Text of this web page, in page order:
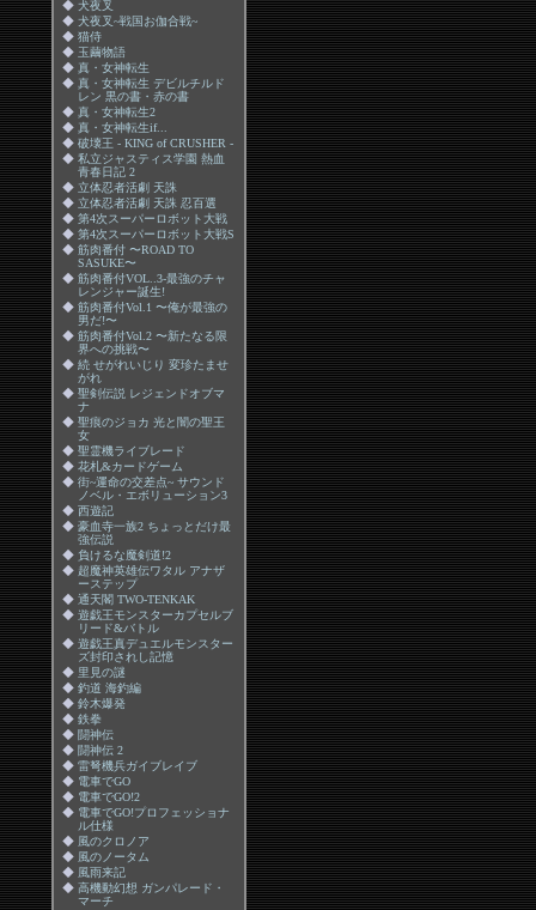
◆ 犬夜叉
◆ 犬夜叉~戦国お伽合戦~
◆ 猫侍
◆ 玉繭物語
◆ 真・女神転生
◆ 真・女神転生 デビルチルド
レン 黒の書・赤の書
◆ 真・女神転生2
◆ 真・女神転生if...
◆ 破壊王 - KING of CRUSHER -
◆ 私立ジャスティス学園 熱血
青春日記 2
◆ 立体忍者活劇 天誅
◆ 立体忍者活劇 天誅 忍百選
◆ 第4次スーパーロボット大戦
◆ 第4次スーパーロボット大戦S
◆ 筋肉番付 〜ROAD TO
SASUKE〜
◆ 筋肉番付VOL..3-最強のチャ
レンジャー誕生!
◆ 筋肉番付Vol.1 〜俺が最強の
男だ!〜
◆ 筋肉番付Vol.2 〜新たなる限
界への挑戦〜
◆ 続 せがれいじり 変珍たませ
がれ
◆ 聖剣伝説 レジェンドオブマ
ナ
◆ 聖痕のジョカ 光と闇の聖王
女
◆ 聖霊機ライブレード
◆ 花札&カードゲーム
◆ 街~運命の交差点~ サウンド
ノベル・エボリューション3
◆ 西遊記
◆ 豪血寺一族2 ちょっとだけ最
強伝説
◆ 負けるな魔剣道!2
◆ 超魔神英雄伝ワタル アナザ
ーステップ
◆ 通天閣 TWO-TENKAK
◆ 遊戯王モンスターカプセルブ
リード&バトル
◆ 遊戯王真デュエルモンスター
ズ封印されし記憶
◆ 里見の謎
◆ 釣道 海釣編
◆ 鈴木爆発
◆ 鉄拳
◆ 闘神伝
◆ 闘神伝 2
◆ 雷弩機兵ガイブレイブ
◆ 電車でGO
◆ 電車でGO!2
◆ 電車でGO!プロフェッショナ
ル仕様
◆ 風のクロノア
◆ 風のノータム
◆ 風雨来記
◆ 高機動幻想 ガンパレード・
マーチ